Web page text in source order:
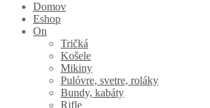
Domov
Eshop
On
Tričká
Košele
Mikiny
Pulóvre, svetre, roláky
Bundy, kabáty
Rifle